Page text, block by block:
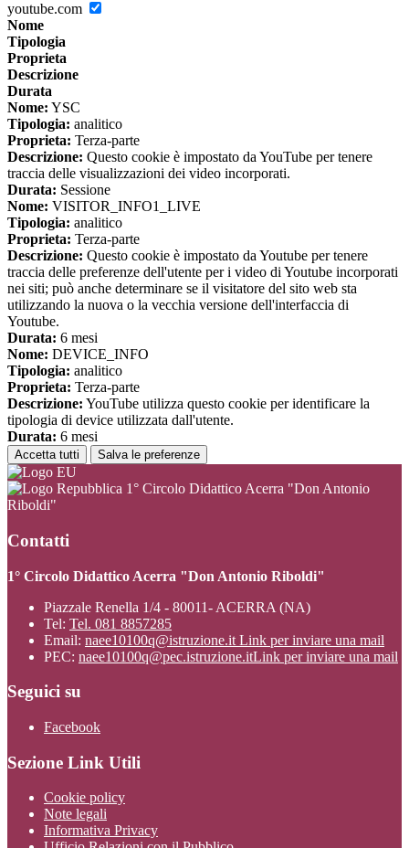
youtube.com
Nome
Tipologia
Proprieta
Descrizione
Durata
Nome: YSC
Tipologia: analitico
Proprieta: Terza-parte
Descrizione: Questo cookie è impostato da YouTube per tenere
traccia delle visualizzazioni dei video incorporati.
Durata: Sessione
Nome: VISITOR_INFO1_LIVE
Tipologia: analitico
Proprieta: Terza-parte
Descrizione: Questo cookie è impostato da Youtube per tenere
traccia delle preferenze dell'utente per i video di Youtube incorporati
nei siti; può anche determinare se il visitatore del sito web sta
utilizzando la nuova o la vecchia versione dell'interfaccia di
Youtube.
Durata: 6 mesi
Nome: DEVICE_INFO
Tipologia: analitico
Proprieta: Terza-parte
Descrizione: YouTube utilizza questo cookie per identificare la
tipologia di device utilizzata dall'utente.
Durata: 6 mesi
Accetta tutti Salva le preferenze
1° Circolo Didattico Acerra "Don Antonio
Riboldi"
Contatti
1° Circolo Didattico Acerra "Don Antonio Riboldi"
Piazzale Renella 1/4 - 80011- ACERRA (NA)
Tel: Tel. 081 8857285
Email: naee10100q@istruzione.it Link per inviare una mail
PEC: naee10100q@pec.istruzione.itLink per inviare una mail
Seguici su
Facebook
Sezione Link Utili
Cookie policy
Note legali
Informativa Privacy